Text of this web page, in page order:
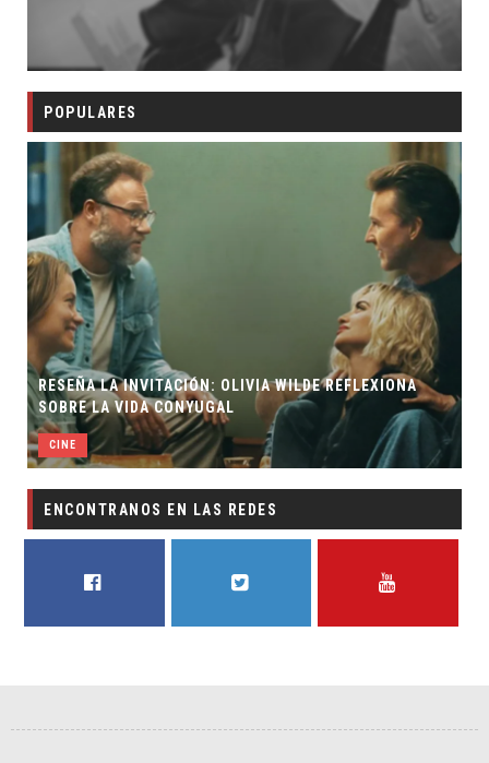
POPULARES
RESEÑA LA INVITACIÓN: OLIVIA WILDE REFLEXIONA
SOBRE LA VIDA CONYUGAL
CINE
ENCONTRANOS EN LAS REDES